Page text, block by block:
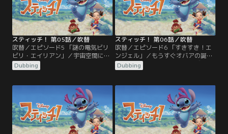
は、タチッチュという別の妖怪が住
んでいた。タチッチュはキジムナー
を相撲の勝負で…。
が集まっている。絵が実体化する不
思議な筆を持っているむうんだった
が…。
スティッチ！ 第05話／吹替
吹替／エピソード5 「謎の電気ビリ
ビリ・エイリアン」／宇宙空間に浮
かぶ研究所で、イザヨイ島のスティ
ッチたちの様子を偵察していたハム
ウンターを手に入れれば宇宙一の力
が手に入ると思い込む。そこで捕獲
しておいた黄色の宇宙生命体に、自
分の命令に従う「悪い子カチューシ
ャ」を装着し、スティッチからイイ
コトカウンターを…。
Dubbing
スティッチ！ 第06話／吹替
吹替／エピソード6 「すきすき！エ
ンジェル」／もうすぐオバアの誕生
日。二人で風鈴を作ってプレゼント
しようと思いつくユウナとスティッ
きつけた、ガールフレンドのエンジ
ェルがイザヨイ島にやってくる。嬉
しくなったユウナはエンジェルと仲
良くしようとするものの、どうもう
まが合わない。おまけにエンジェル
に夢中のスティッチは…。
Dubbing